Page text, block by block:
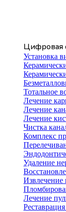
Цифровая
Установка
Тотальное
Лечение
Лечение
Лечение
Чистка
Комплекс
Удаление
Извлечение
Лечение